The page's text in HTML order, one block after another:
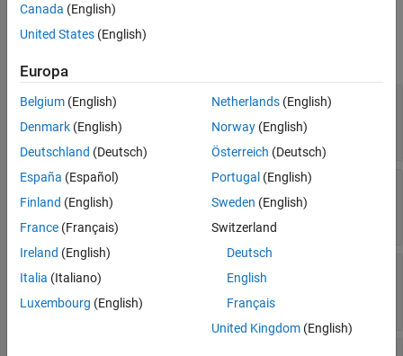
Properties
GlobalFilter
Whether to pass or block all
messages
[](default) | |0(false)
SourceFilter
Pass messages only for this
DOM object
[] (default) | DOM object
ErrorMessagePass
Whether to pass or block
error messages
1(true)(default) | false)
Canada (English)
United States (English)
Europa
Belgium (English)
Denmark (English)
Deutschland (Deutsch)
España (Español)
Finland (English)
France (Français)
Ireland (English)
Italia (Italiano)
Luxembourg (English)
Netherlands(English)
Norway(English)
Österreich (Deutsch)
Portugal (English)
Sweden (English)
Switzerland
Deutsch
English
Français
United Kingdom(English)